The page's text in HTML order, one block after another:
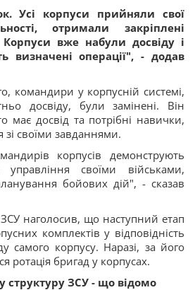
Усі корпуси прийняли свої
отримали закріплені
вже набули досвіду і
визначені операції", - додав
командири у корпусній системі,
досвіду, були замінені. Він
має досвід та потрібні навички,
зі своїми завданнями.
корпусів демонструють
управління своїми військами,
бойових дій", - сказав
наголосив, що наступний етап
комплектів у відповідність
самого корпусу. Наразі, за його
ротація бригад у корпусах.
структуру ЗСУ - що відомо